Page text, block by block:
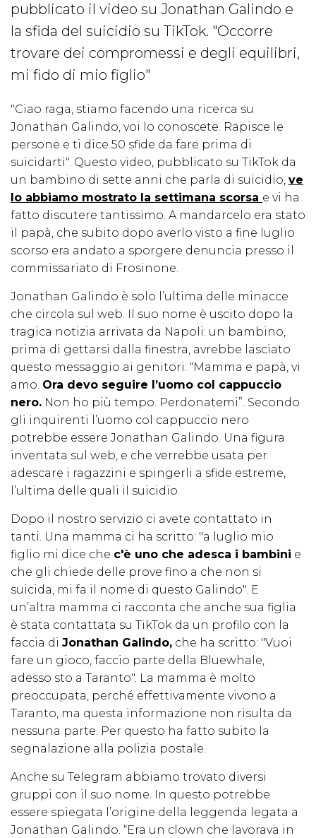
pubblicato il video su Jonathan Galindo e
la sfida del suicidio su TikTok. "Occorre
trovare dei compromessi e degli equilibri,
mi fido di mio figlio"
"Ciao raga, stiamo facendo una ricerca su
Jonathan Galindo, voi lo conoscete. Rapisce le
persone e ti dice 50 sfide da fare prima di
suicidarti". Questo video, pubblicato su TikTok da
un bambino di sette anni che parla di suicidio, ve
lo abbiamo mostrato la settimana scorsa e vi ha
fatto discutere tantissimo. A mandarcelo era stato
il papà, che subito dopo averlo visto a fine luglio
scorso era andato a sporgere denuncia presso il
commissariato di Frosinone.
Jonathan Galindo è solo l’ultima delle minacce
che circola sul web. Il suo nome è uscito dopo la
tragica notizia arrivata da Napoli: un bambino,
prima di gettarsi dalla finestra, avrebbe lasciato
questo messaggio ai genitori: “Mamma e papà, vi
amo. Ora devo seguire l’uomo col cappuccio
nero. Non ho più tempo. Perdonatemi”. Secondo
gli inquirenti l’uomo col cappuccio nero
potrebbe essere Jonathan Galindo. Una figura
inventata sul web, e che verrebbe usata per
adescare i ragazzini e spingerli a sfide estreme,
l’ultima delle quali il suicidio.
Dopo il nostro servizio ci avete contattato in
tanti. Una mamma ci ha scritto: "a luglio mio
figlio mi dice che c'è uno che adesca i bambini e
che gli chiede delle prove fino a che non si
suicida, mi fa il nome di questo Galindo". E
un’altra mamma ci racconta che anche sua figlia
è stata contattata su TikTok da un profilo con la
faccia di Jonathan Galindo, che ha scritto: "Vuoi
fare un gioco, faccio parte della Bluewhale,
adesso sto a Taranto". La mamma è molto
preoccupata, perché effettivamente vivono a
Taranto, ma questa informazione non risulta da
nessuna parte. Per questo ha fatto subito la
segnalazione alla polizia postale.
Anche su Telegram abbiamo trovato diversi
gruppi con il suo nome. In questo potrebbe
essere spiegata l’origine della leggenda legata a
Jonathan Galindo. “Era un clown che lavorava in